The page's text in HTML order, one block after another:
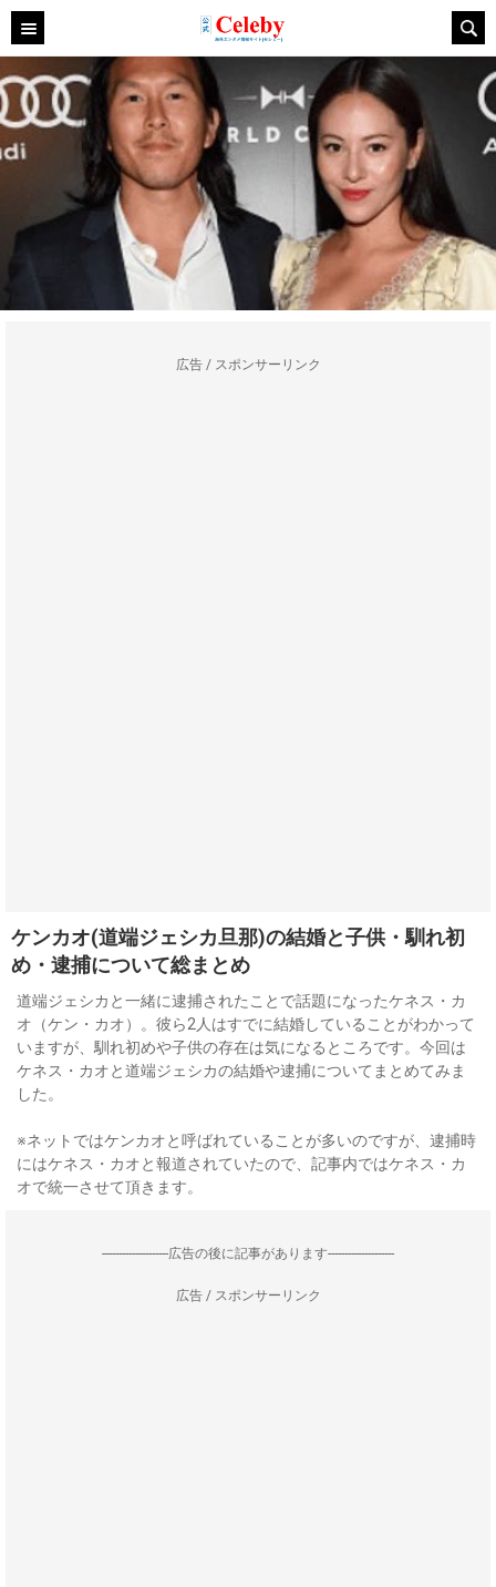
広告 / スポンサーリンク
ケンカオ(道端ジェシカ旦那)の結婚と子供・馴れ初
め・逮捕について総まとめ
道端ジェシカと一緒に逮捕されたことで話題になったケネス・カ
オ（ケン・カオ）。彼ら2人はすでに結婚していることがわかって
いますが、馴れ初めや子供の存在は気になるところです。今回は
ケネス・カオと道端ジェシカの結婚や逮捕についてまとめてみま
した。
※ネットではケンカオと呼ばれていることが多いのですが、逮捕時
にはケネス・カオと報道されていたので、記事内ではケネス・カ
オで統一させて頂きます。
--------------------広告の後に記事があります--------------------
広告 / スポンサーリンク